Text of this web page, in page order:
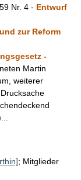
Nr. 4 - Entwurf
zur Reform
-
Martin
weiterer
; Mitglieder